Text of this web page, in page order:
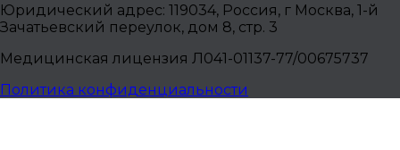
Юридический адрес: 119034, Россия, г Москва, 1-й
Зачатьевский переулок, дом 8, стр. 3
Медицинская лицензия Л041-01137-77/00675737
Политика конфиденциальности